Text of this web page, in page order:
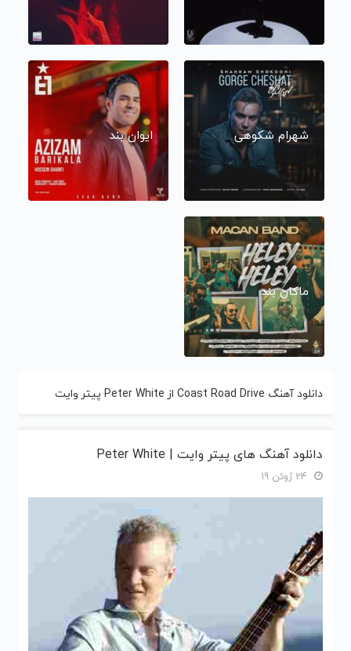
شهرام شکوهی ایوان بند
ماکان بند
دانلود آهنگ Coast Road Drive از Peter White پیتر وایت
دانلود آهنگ های پیتر وایت | Peter White